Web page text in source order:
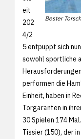
Bester
eit
202
4/2
5 entpuppt sich
sowohl sportliche
performen die
Einheit, haben in
Torgaranten in
30 Spielen 174
Tissier (150), der